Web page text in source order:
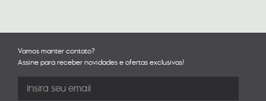
Vamos manter contato?
Assine para receber novidades e ofertas exclusivas!